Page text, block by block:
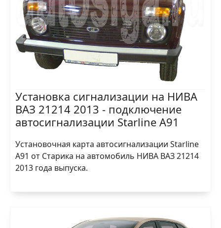
Установка сигнализации на НИВА
ВАЗ 21214 2013 - подключение
автосигнализации Starline A91
Установочная карта автосигнализации Starline
A91 от Старика на автомобиль НИВА ВАЗ 21214
2013 года выпуска.